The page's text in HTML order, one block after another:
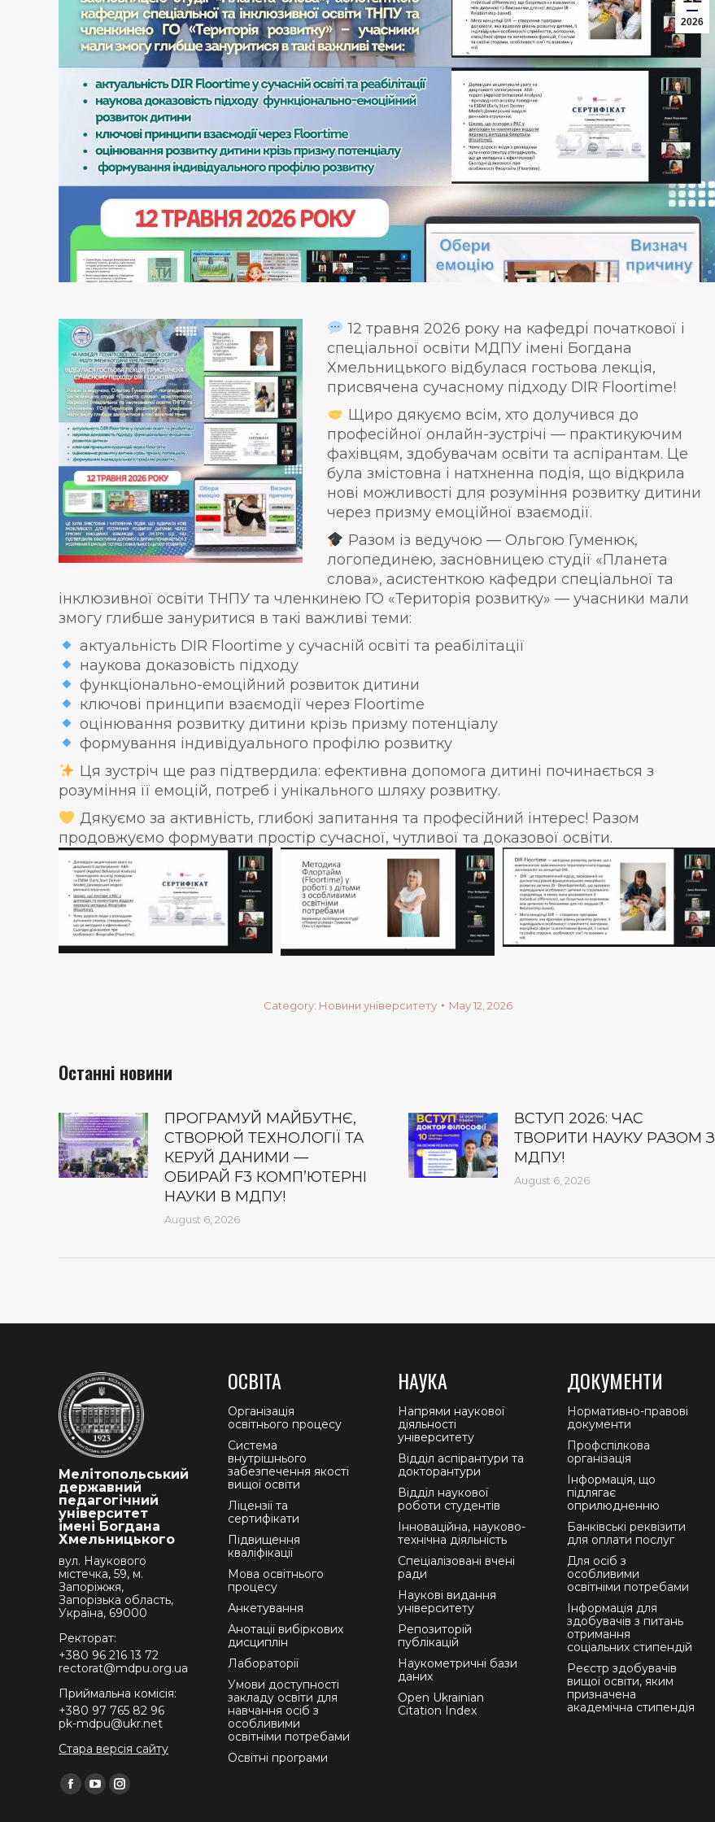
2026
12 травня 2026 року на кафедрі початкової і
спеціальної освіти МДПУ імені Богдана
Хмельницького відбулася гостьова лекція,
присвячена сучасному підходу DIR Floortime!
Щиро дякуємо всім, хто долучився до
професійної онлайн-зустрічі — практикуючим
фахівцям, здобувачам освіти та аспірантам. Це
була змістовна і натхненна подія, що відкрила
нові можливості для розуміння розвитку дитини
через призму емоційної взаємодії.
Разом із ведучою — Ольгою Гуменюк,
логопединею, засновницею студії «Планета
слова», асистенткою кафедри спеціальної та
інклюзивної освіти ТНПУ та членкинею ГО «Територія розвитку» — учасники мали
змогу глибше зануритися в такі важливі теми:
актуальність DIR Floortime у сучасній освіті та реабілітації
наукова доказовість підходу
функціонально-емоційний розвиток дитини
ключові принципи взаємодії через Floortime
оцінювання розвитку дитини крізь призму потенціалу
формування індивідуального профілю розвитку
Ця зустріч ще раз підтвердила: ефективна допомога дитині починається з
розуміння її емоцій, потреб і унікального шляху розвитку.
Дякуємо за активність, глибокі запитання та професійний інтерес! Разом
продовжуємо формувати простір сучасної, чутливої та доказової освіти.
Category: Новини університету May 12, 2026
Останні новини
ПРОГРАМУЙ МАЙБУТНЄ,
СТВОРЮЙ ТЕХНОЛОГІЇ ТА
КЕРУЙ ДАНИМИ —
ОБИРАЙ F3 КОМП’ЮТЕРНІ
НАУКИ В МДПУ!
August 6, 2026
ВСТУП 2026: ЧАС
ТВОРИТИ НАУКУ РАЗОМ З
МДПУ!
August 6, 2026
Мелітопольський
державний
педагогічний
університет
імені Богдана
Хмельницького
вул. Наукового
містечка, 59, м.
Запоріжжя,
Запорізька область,
Україна, 69000
Ректорат:
+380 96 216 13 72
rectorat@mdpu.org.ua
Приймальна комісія:
+380 97 765 82 96
pk-mdpu@ukr.net
Стара версія сайту
Find us on:
Facebook
YouTubeInstagram
ОСВІТА
Організація
освітнього процесу
Система
внутрішнього
забезпечення якості
вищої освіти
Ліцензії та
сертифікати
Підвищення
кваліфікації
Мова освітнього
процесу
Анкетування
Анотації вибіркових
дисциплін
Лабораторії
Умови доступності
закладу освіти для
навчання осіб з
особливими
освітніми потребами
Освітні програми
НАУКА
Напрями наукової
діяльності
університету
Відділ аспірантури та
докторантури
Відділ наукової
роботи студентів
Інноваційна, науково-
технічна діяльність
Спеціалізовані вчені
ради
Наукові видання
університету
Репозиторій
публікацій
Наукометричні бази
даних
Open Ukrainian
Citation Index
ДОКУМЕНТИ
Нормативно-правові
документи
Профспілкова
організація
Інформація, що
підлягає
оприлюдненню
Банківські реквізити
для оплати послуг
Для осіб з
особливими
освітніми потребами
Інформація для
здобувачів з питань
отримання
соціальних стипендій
Реєстр здобувачів
вищої освіти, яким
призначена
академічна стипендія